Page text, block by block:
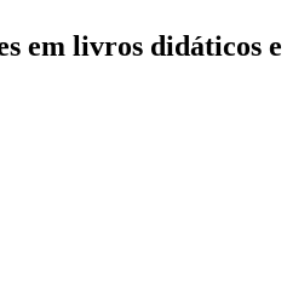
em livros didáticos